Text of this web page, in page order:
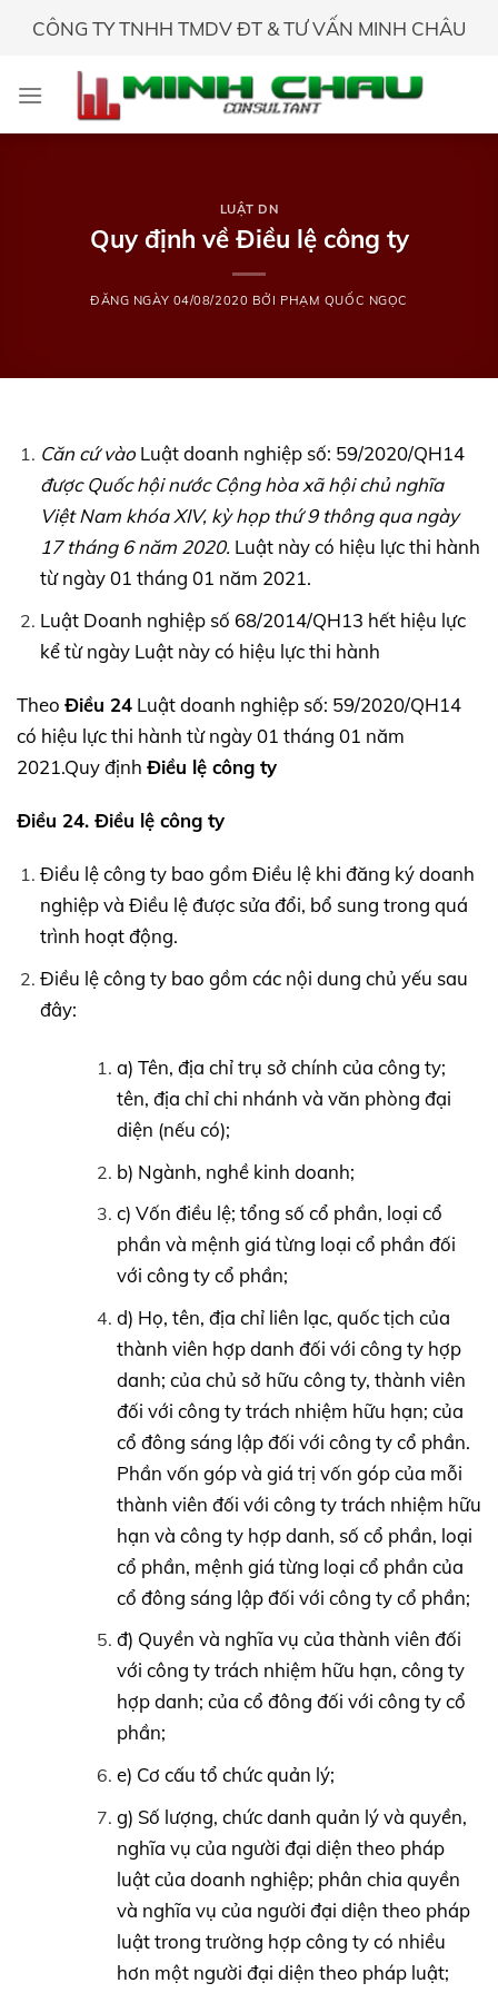
CÔNG TY TNHH TMDV ĐT & TƯ VẤN MINH CHÂU
LUẬT DN
Quy định về Điều lệ công ty
ĐĂNG NGÀY 04/08/2020 BỞI PHẠM QUỐC NGỌC
Căn cứ vào Luật doanh nghiệp số: 59/2020/QH14
được Quốc hội nước Cộng hòa xã hội chủ nghĩa
Việt Nam khóaXIV, kỳ họp thứ 9 thông qua ngày
17 tháng 6 năm 2020.Luật này có hiệu lực thi hành
từ ngày 01 tháng 01 năm 2021.
Luật Doanh nghiệp số 68/2014/QH13 hết hiệu lực
kể từ ngày Luật này có hiệu lực thi hành
Theo Điều 24 Luật doanh nghiệp số: 59/2020/QH14
có hiệu lực thi hành từ ngày 01 tháng 01 năm
2021.Quy định Điều lệ công ty
Điều 24. Điều lệ công ty
Điều lệ công ty bao gồm Điều lệ khi đăng ký doanh
nghiệp và Điều lệ được sửa đổi, bổ sung trong quá
trình hoạt động.
Điều lệ công ty bao gồm các nội dung chủ yếu sau
đây:
a) Tên, địa chỉ trụ sở chính của công ty;
tên, địa chỉ chi nhánh và văn phòng đại
diện (nếu có);
b) Ngành, nghề kinh doanh;
c) Vốn điều lệ; tổng số cổ phần, loại cổ
phần và mệnh giá từng loại cổ phần đối
với công ty cổ phần;
d) Họ, tên, địa chỉ liên lạc, quốc tịch của
thành viên hợp danh đối với công ty hợp
danh; của chủ sở hữu công ty, thành viên
đối với công ty trách nhiệm hữu hạn; của
cổ đông sáng lập đối với công ty cổ phần.
Phần vốn góp và giá trị vốn góp của mỗi
thành viên đối với công ty trách nhiệm hữu
hạn và công ty hợp danh, số cổ phần, loại
cổ phần, mệnh giá từng loại cổ phần của
cổ đông sáng lập đối với công ty cổ phần;
đ) Quyền và nghĩa vụ của thành viên đối
với công ty trách nhiệm hữu hạn, công ty
hợp danh; của cổ đông đối với công ty cổ
phần;
e) Cơ cấu tổ chức quản lý;
g) Số lượng, chức danh quản lý và quyền,
nghĩa vụ của người đại diện theo pháp
luật của doanh nghiệp; phân chia quyền
và nghĩa vụ của người đại diện theo pháp
luật trong trường hợp công ty có nhiều
hơn một người đại diện theo pháp luật;